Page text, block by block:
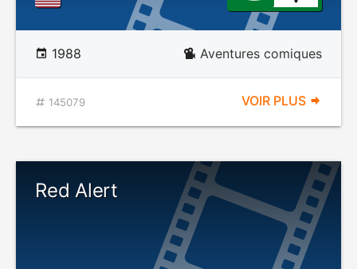
1988 Aventures comiques
145079 VOIR PLUS
Red Alert